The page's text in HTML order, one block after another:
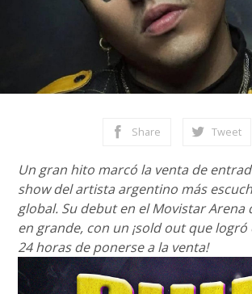
Share Tweet
Un gran hito marcó la venta de
show del artista argentino más
global. Su debut en el Movistar Arena
en grande, con un ¡sold out que
24 horas de ponerse a la venta!